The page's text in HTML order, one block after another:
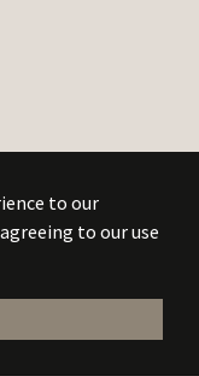
to our
to our use